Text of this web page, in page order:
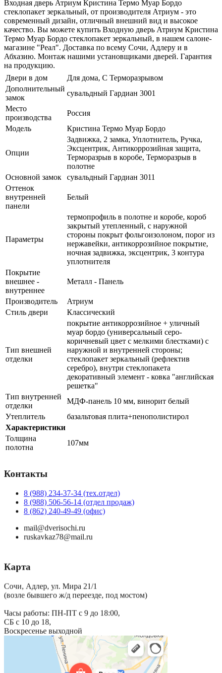
Входная дверь Атриум Кристина Термо Муар Бордо
стеклопакет зеркальный, от производителя Атриум - это
современный дизайн, отличный внешний вид и высокое
качество. Вы можете купить Входную дверь Атриум Кристина
Термо Муар Бордо стеклопакет зеркальный, в нашем салоне-
магазине "Реал". Доставка по всему Сочи, Адлеру и в
Абхазию. Монтаж нашими установщиками дверей. Гарантия
на продукцию.
Двери в дом
Для дома, С Терморазрывом
Дополнительный
замок
сувальдный Гардиан 3001
Место
производства
Россия
Модель
Кристина Термо Муар Бордо
Опции
Задвижка, 2 замка, Уплотнитель, Ручка,
Эксцентрик, Антикоррозийная защита,
Терморазрыв в коробе, Терморазрыв в
полотне
Основной замок
сувальдный Гардиан 3011
Оттенок
внутренней
панели
Белый
Параметры
термопрофиль в полотне и коробе, короб
закрытый утепленный, с наружной
стороны покрыт фольгоизолоном, порог из
нержавейки, антикоррозийное покрытие,
ночная задвижка, эксцентрик, 3 контура
уплотнителя
Покрытие
внешнее -
внутреннее
Металл - Панель
Производитель
Атриум
Стиль двери
Классический
Тип внешней
отделки
покрытие антикоррозийное + уличный
муар бордо (универсальный серо-
коричневый цвет с мелкими блестками) с
наружной и внутренней стороны;
стеклопакет зеркальный (рефлектив
серебро), внутри стеклопакета
декоративный элемент - ковка "английская
решетка"
Тип внутренней
отделки
МДФ-панель 10 мм, винорит белый
Утеплитель
базальтовая плита+пенополистирол
Характеристики
Толщина
полотна
107мм
Контакты
8 (988) 234-37-34 (тех.отдел)
8 (988) 506-56-14 (отдел продаж)
8 (862) 240-49-49 (офис)
mail@dverisochi.ru
ruskavkaz78@mail.ru
Карта
Сочи, Адлер, ул. Мира 21/1
(возле бывшего ж/д переезде, под мостом)
Часы работы: ПН-ПТ с 9 до 18:00,
СБ с 10 до 18,
Воскресенье выходной